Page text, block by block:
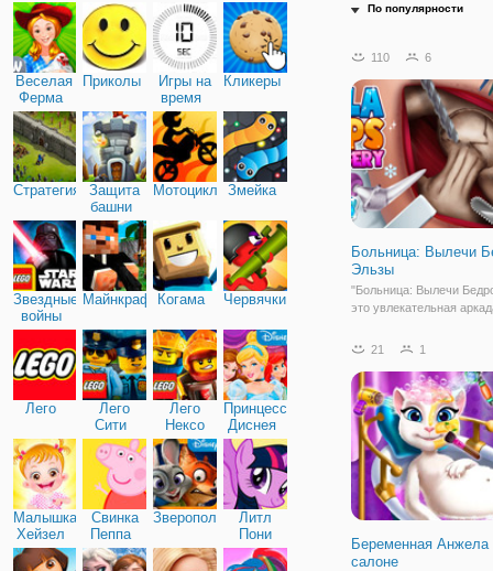
Веселая
Ферма
Приколы
Игры на
время
Кликеры
Стратегия
Защита
башни
МотоциклыЗмейка
Звездные
войны
Майнкрафт Когама Червячки
Лего
Лего
Сити
Лего
Нексо
Найтс
Принцессы
Диснея
Малышка
Хейзел
Свинка
Пеппа
Зверополис
Литл
Пони
Дружба
По популярности
110 6
Больница: Вылечи
Эльзы
"Больница: Вылечи
это увлекательная
примерить на себя роль
повредила бедро,
повредила, так что вам
21 1
Беременная Анжела
салоне